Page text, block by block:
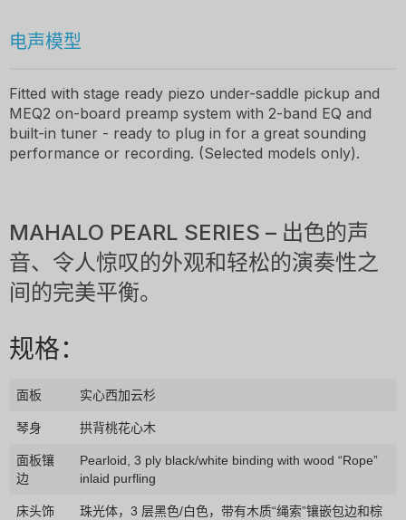
电声模型
Fitted with stage ready piezo under-saddle pickup and
MEQ2 on-board preamp system with 2-band EQ and
built-in tuner - ready to plug in for a great sounding
performance or recording. (Selected models only).
MAHALO PEARL SERIES – 出色的声
音、令人惊叹的外观和轻松的演奏性之
间的完美平衡。
规格：
面板 实心西加云杉
琴身 拱背桃花心木
面板镶
边
Pearloid, 3 ply black/white binding with wood “Rope”
inlaid purfling
床头饰
珠光体，3 层黑色/白色，带有木质“绳索”镶嵌包边和棕